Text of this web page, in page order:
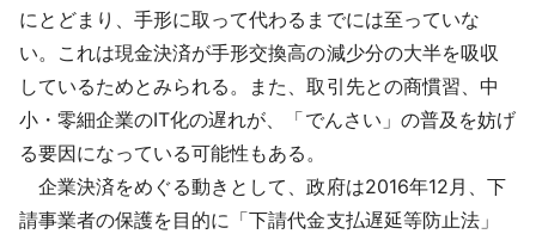
にとどまり、手形に取って代わるまでには至っていな
い。これは現金決済が手形交換高の減少分の大半を吸収
しているためとみられる。また、取引先との商慣習、中
小・零細企業のIT化の遅れが、「でんさい」の普及を妨げ
る要因になっている可能性もある。
企業決済をめぐる動きとして、政府は2016年12月、下
請事業者の保護を目的に「下請代金支払遅延等防止法」